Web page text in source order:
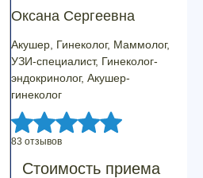
Оксана Сергеевна
Акушер, Гинеколог, Маммолог,
УЗИ-специалист, Гинеколог-
эндокринолог, Акушер-
гинеколог
83 отзывов
Стоимость приема